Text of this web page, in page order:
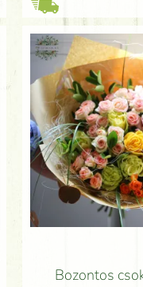
Bozontos